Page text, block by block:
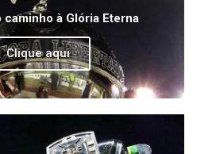
caminho à Glória Eterna
Clique aqui